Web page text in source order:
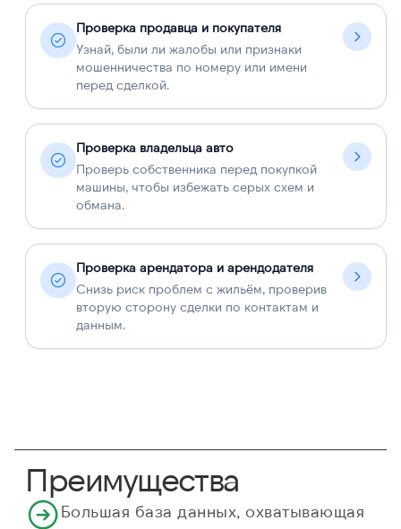
Проверка продавца и покупателя
Узнай, были ли жалобы или признаки
мошенничества по номеру или имени
перед сделкой.
Проверка владельца авто
Проверь собственника перед покупкой
машины, чтобы избежать серых схем и
обмана.
Проверка арендатора и арендодателя
Снизь риск проблем с жильём, проверив
вторую сторону сделки по контактам и
данным.
Преимущества
Большая база данных, охватывающая